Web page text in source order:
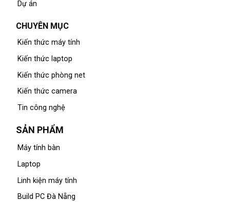
Dự án
CHUYÊN MỤC
Kiến thức máy tính
Kiến thức laptop
Kiến thức phòng net
Kiến thức camera
Tin công nghệ
SẢN PHẨM
Máy tính bàn
Laptop
Linh kiện máy tính
Build PC Đà Nẵng